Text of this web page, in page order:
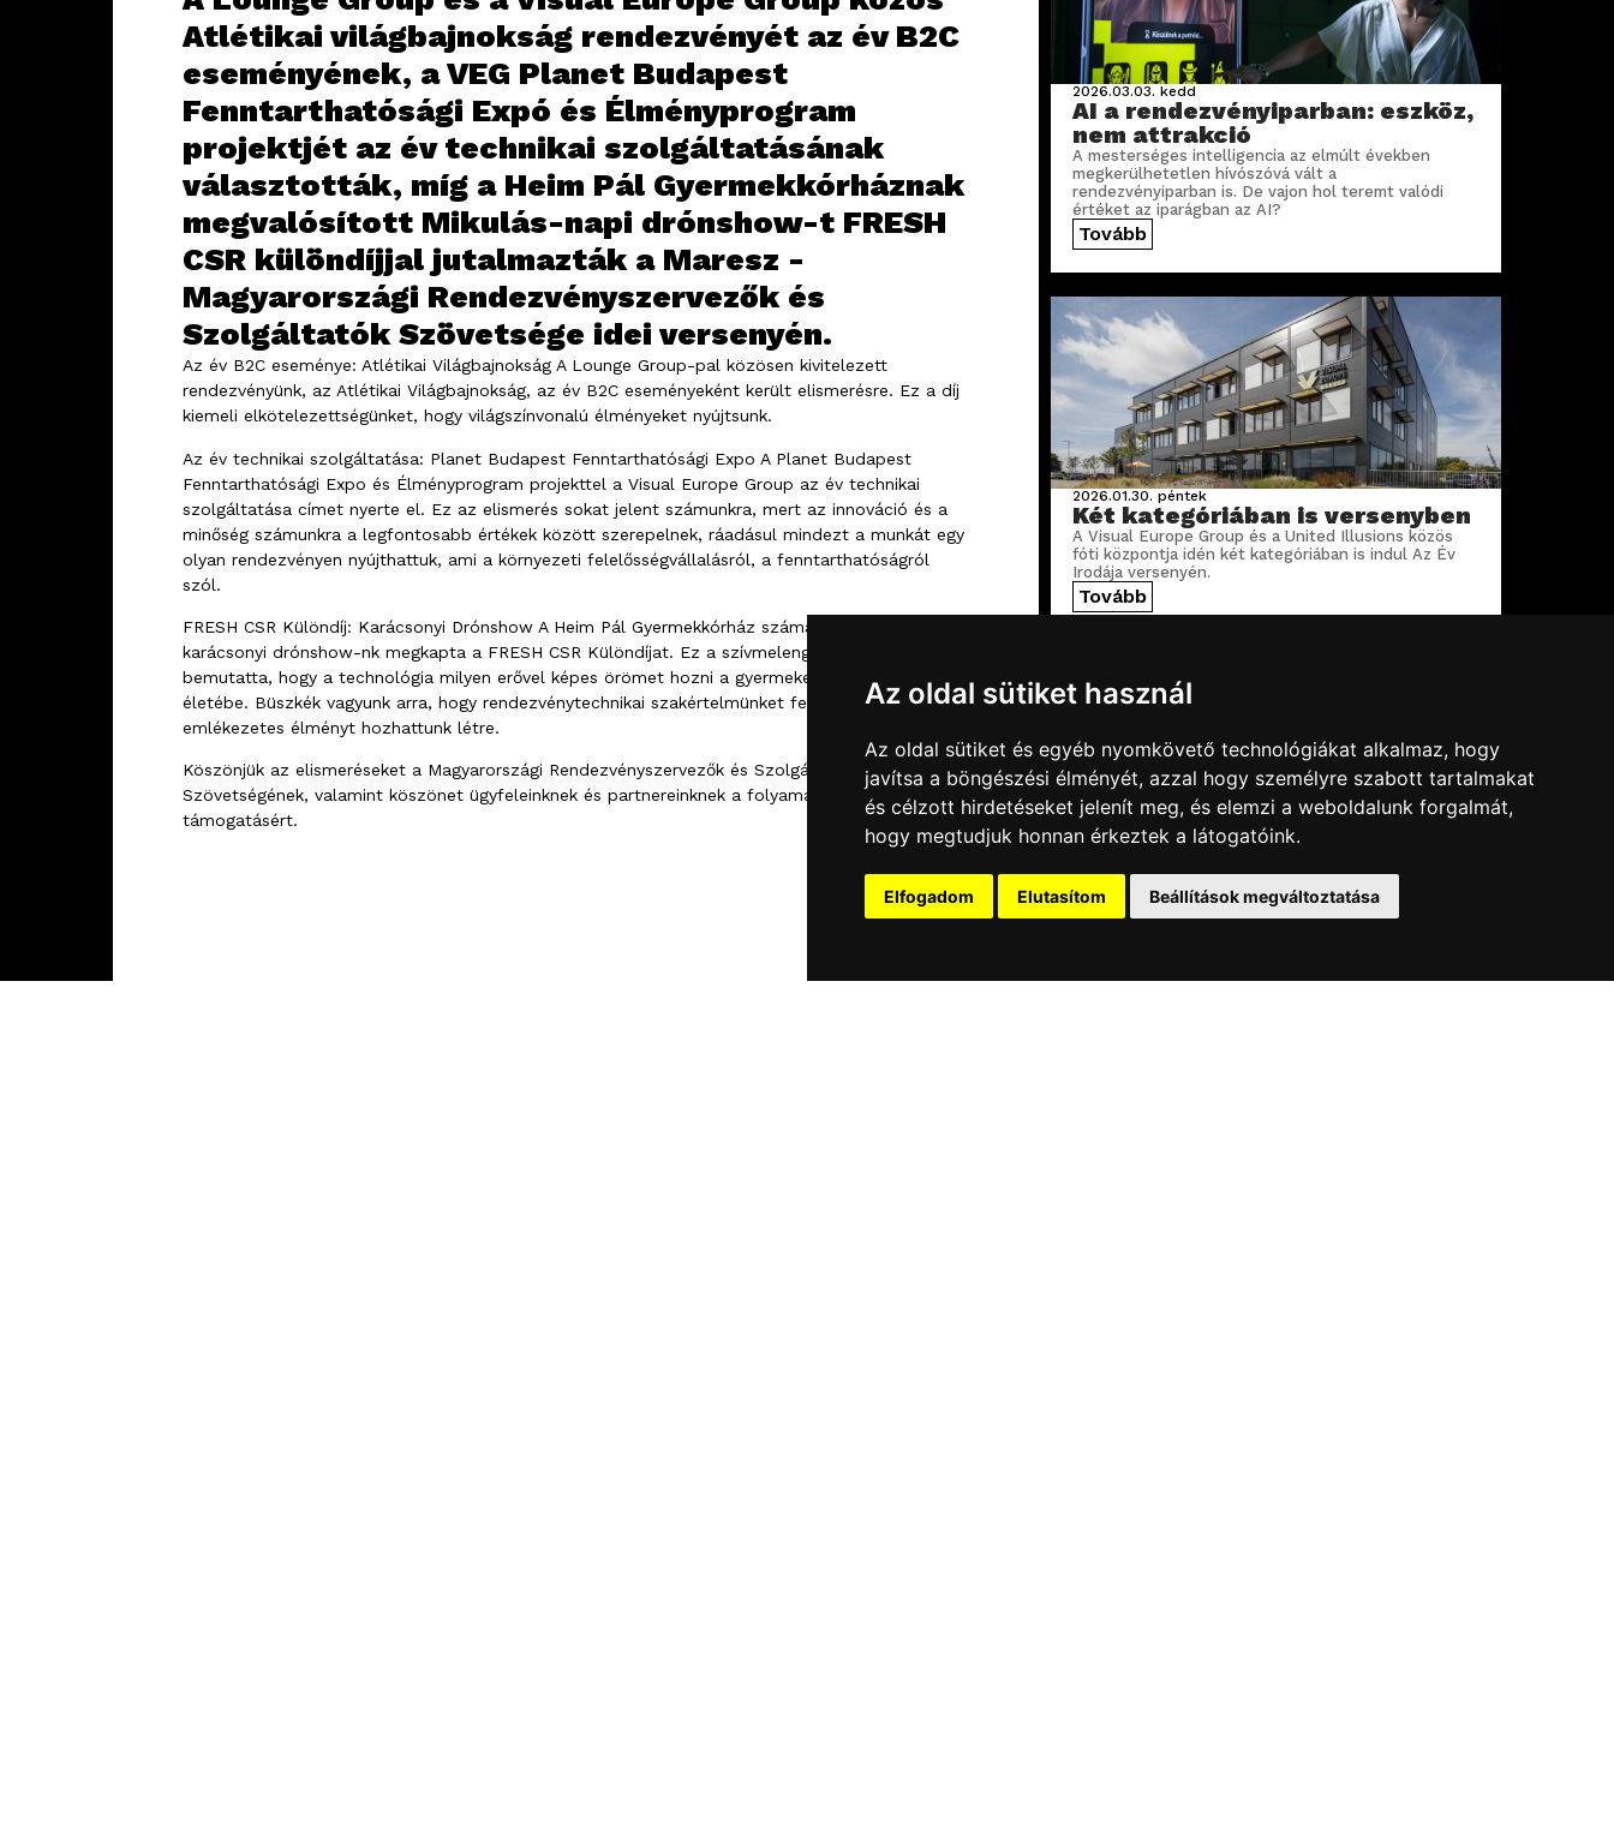
Az oldal sütiket használ
Az oldal sütiket és egyéb nyomkövető technológiákat alkalmaz, hogy
javítsa a böngészési élményét, azzal hogy személyre szabott tartalmakat
és célzott hirdetéseket jelenít meg, és elemzi a weboldalunk forgalmát,
hogy megtudjuk honnan érkeztek a látogatóink.
Elfogadom Elutasítom Beállítások megváltoztatása
Atlétikai világbajnokság rendezvényét az év B2C
eseményének, a VEG Planet Budapest
Fenntarthatósági Expó és Élményprogram
projektjét az év technikai szolgáltatásának
választották, míg a Heim Pál Gyermekkórháznak
megvalósított Mikulás-napi drónshow-t FRESH
CSR különdíjjal jutalmazták a Maresz -
Magyarországi Rendezvényszervezők és
Szolgáltatók Szövetsége idei versenyén.
Az év B2C eseménye: Atlétikai Világbajnokság A Lounge Group-pal közösen kivitelezett
rendezvényünk, az Atlétikai Világbajnokság, az év B2C eseményeként került elismerésre. Ez a díj
kiemeli elkötelezettségünket, hogy világszínvonalú élményeket nyújtsunk.
Az év technikai szolgáltatása: Planet Budapest Fenntarthatósági Expo A Planet Budapest
Fenntarthatósági Expo és Élményprogram projekttel a Visual Europe Group az év technikai
szolgáltatása címet nyerte el. Ez az elismerés sokat jelent számunkra, mert az innováció és a
minőség számunkra a legfontosabb értékek között szerepelnek, ráadásul mindezt a munkát egy
olyan rendezvényen nyújthattuk, ami a környezeti felelősségvállalásról, a fenntarthatóságról
szól.
FRESH CSR Különdíj: Karácsonyi Drónshow A Heim Pál Gyermekkórház számára szervezett
karácsonyi drónshow-nk megkapta a FRESH CSR Különdíjat. Ez a szívmelengető projekt
bemutatta, hogy a technológia milyen erővel képes örömet hozni a gyermekek és családok
életébe. Büszkék vagyunk arra, hogy rendezvénytechnikai szakértelmünket felhasználva egy
emlékezetes élményt hozhattunk létre.
Köszönjük az elismeréseket a Magyarországi Rendezvényszervezők és Szolgáltatók
Szövetségének, valamint köszönet ügyfeleinknek és partnereinknek a folyamatos bizalomért és
támogatásért.
2026.03.03.kedd
AI a rendezvényiparban: eszköz,
nem attrakció
A mesterséges intelligencia az elmúlt években
megkerülhetetlen hívószóvá vált a
rendezvényiparban is. De vajon hol teremt valódi
értéket az iparágban az AI?
Tovább
2026.01.30.péntek
Két kategóriában is versenyben
A Visual Europe Group és a United Illusions közös
fóti központja idén két kategóriában is indul Az Év
Irodája versenyén.
Tovább
2026.01.20.
Új mérföldkő: drónshow
Belgrádban
Tovább